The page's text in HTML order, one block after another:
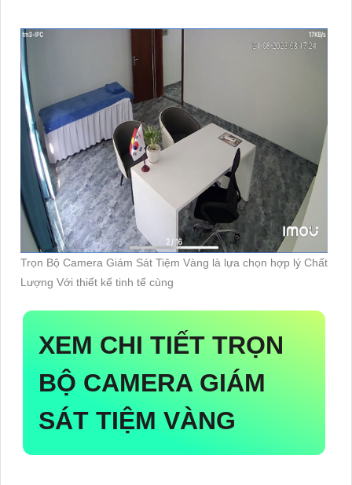
Trọn Bộ Camera Giám Sát Tiệm Vàng là lựa chọn hợp lý Chất
Lượng Với thiết kế tinh tế cùng
XEM CHI TIẾT TRỌN
BỘ CAMERA GIÁM
SÁT TIỆM VÀNG